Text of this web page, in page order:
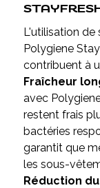
L'utilisation
Polygiene
contribuent à
Fraîcheur
avec
restent frais
bactéries
garantit que
les sous-
Réduction